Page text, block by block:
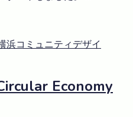
浜コミュニティデザイ
Economy